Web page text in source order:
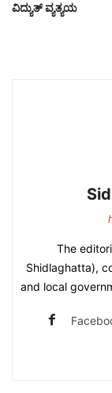
ವಿದ್ಯುತ್ ವ್ಯತ್ಯಯ
The
Shidlaghatta),
and local